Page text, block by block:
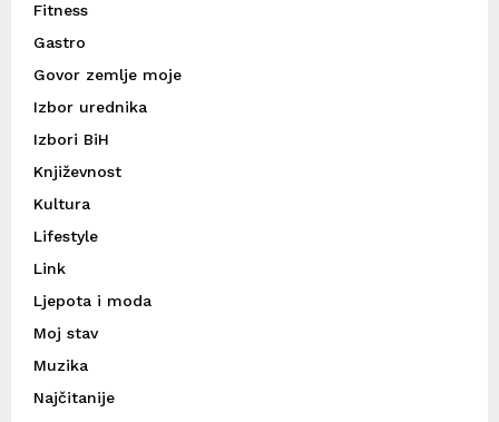
Fitness
Gastro
Govor zemlje moje
Izbor urednika
Izbori BiH
Književnost
Kultura
Lifestyle
Link
Ljepota i moda
Moj stav
Muzika
Najčitanije